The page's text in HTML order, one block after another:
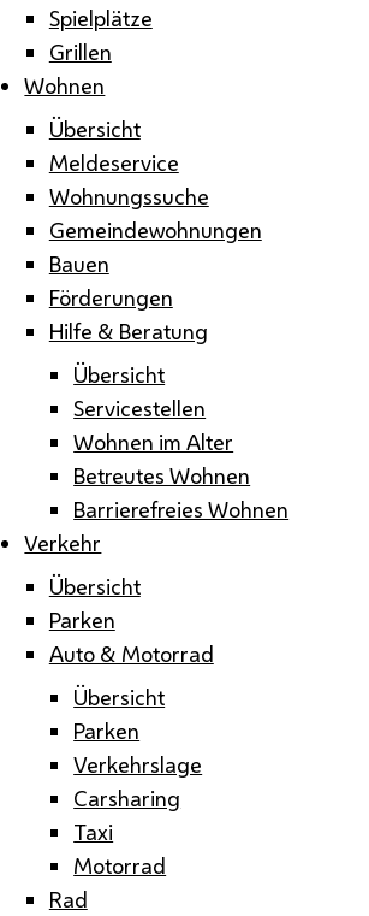
Spielplätze
Grillen
Wohnen
Übersicht
Meldeservice
Wohnungssuche
Gemeindewohnungen
Bauen
Förderungen
Hilfe & Beratung
Übersicht
Servicestellen
Wohnen im Alter
Betreutes Wohnen
Barrierefreies Wohnen
Verkehr
Übersicht
Parken
Auto & Motorrad
Übersicht
Parken
Verkehrslage
Carsharing
Taxi
Motorrad
Rad